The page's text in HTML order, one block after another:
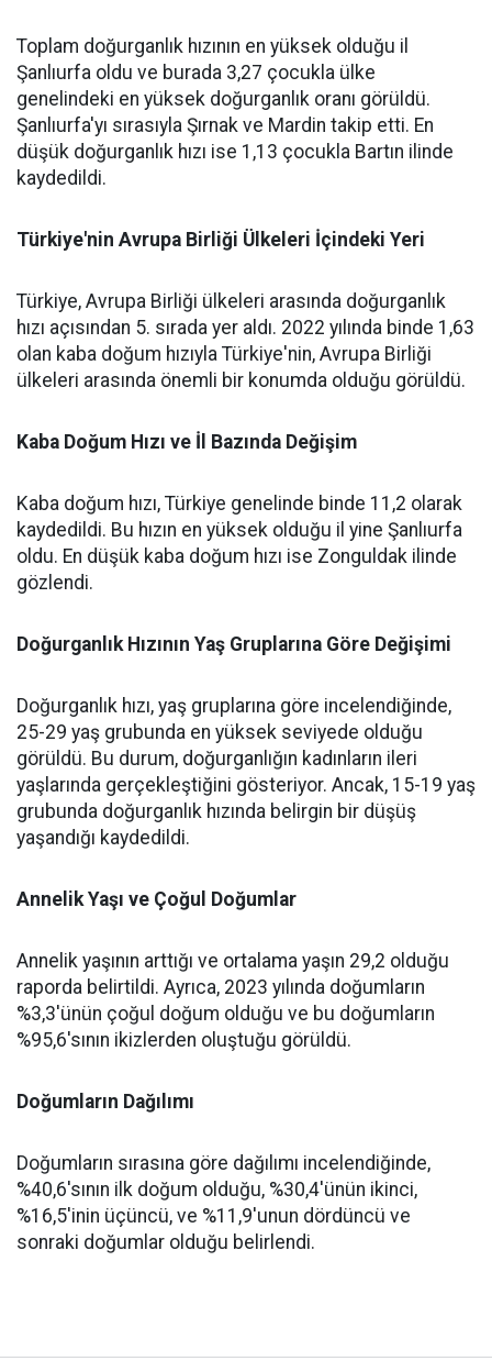
Toplam doğurganlık hızının en yüksek olduğu il
Şanlıurfa oldu ve burada 3,27 çocukla ülke
genelindeki en yüksek doğurganlık oranı görüldü.
Şanlıurfa'yı sırasıyla Şırnak ve Mardin takip etti. En
düşük doğurganlık hızı ise 1,13 çocukla Bartın ilinde
kaydedildi.
Türkiye'nin Avrupa Birliği Ülkeleri İçindeki Yeri
Türkiye, Avrupa Birliği ülkeleri arasında doğurganlık
hızı açısından 5. sırada yer aldı. 2022 yılında binde 1,63
olan kaba doğum hızıyla Türkiye'nin, Avrupa Birliği
ülkeleri arasında önemli bir konumda olduğu görüldü.
Kaba Doğum Hızı ve İl Bazında Değişim
Kaba doğum hızı, Türkiye genelinde binde 11,2 olarak
kaydedildi. Bu hızın en yüksek olduğu il yine Şanlıurfa
oldu. En düşük kaba doğum hızı ise Zonguldak ilinde
gözlendi.
Doğurganlık Hızının Yaş Gruplarına Göre Değişimi
Doğurganlık hızı, yaş gruplarına göre incelendiğinde,
25-29 yaş grubunda en yüksek seviyede olduğu
görüldü. Bu durum, doğurganlığın kadınların ileri
yaşlarında gerçekleştiğini gösteriyor. Ancak, 15-19 yaş
grubunda doğurganlık hızında belirgin bir düşüş
yaşandığı kaydedildi.
Annelik Yaşı ve Çoğul Doğumlar
Annelik yaşının arttığı ve ortalama yaşın 29,2 olduğu
raporda belirtildi. Ayrıca, 2023 yılında doğumların
%3,3'ünün çoğul doğum olduğu ve bu doğumların
%95,6'sının ikizlerden oluştuğu görüldü.
Doğumların Dağılımı
Doğumların sırasına göre dağılımı incelendiğinde,
%40,6'sının ilk doğum olduğu, %30,4'ünün ikinci,
%16,5'inin üçüncü, ve %11,9'unun dördüncü ve
sonraki doğumlar olduğu belirlendi.